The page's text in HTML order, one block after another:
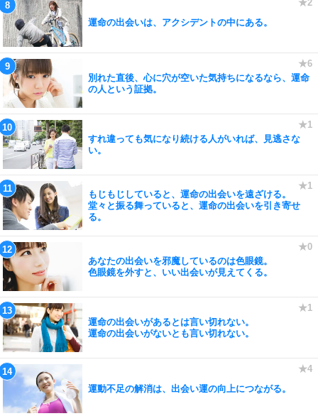
運命の出会いは、アクシデントの中にある。
別れた直後、心に穴が空いた気持ちになるなら、運命
の人という証拠。
すれ違っても気になり続ける人がいれば、見逃さな
い。
もじもじしていると、運命の出会いを遠ざける。
堂々と振る舞っていると、運命の出会いを引き寄せ
る。
あなたの出会いを邪魔しているのは色眼鏡。
色眼鏡を外すと、いい出会いが見えてくる。
運命の出会いがあるとは言い切れない。
運命の出会いがないとも言い切れない。
運動不足の解消は、出会い運の向上につながる。